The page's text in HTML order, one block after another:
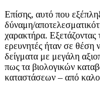
Επίσης, αυτό που
δύναμη/
χαρακτήρα. Εξετάζοντας
ερευνητές ήταν σε θέση
δείγματα με μεγάλη
πως τα βιολογικών
καταστάσεων – από